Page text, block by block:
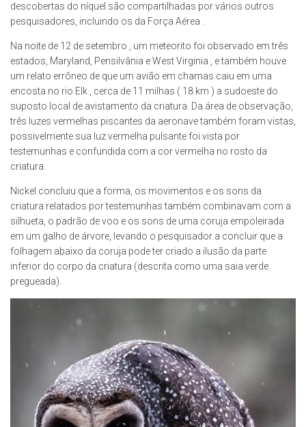
descobertas do níquel são compartilhadas por vários outros
pesquisadores, incluindo os da Força Aérea .
Na noite de 12 de setembro , um meteorito foi observado em três
estados, Maryland, Pensilvânia e West Virginia , e também houve
um relato errôneo de que um avião em chamas caiu em uma
encosta no rio Elk , cerca de 11 milhas ( 18 km ) a sudoeste do
suposto local de avistamento da criatura. Da área de observação,
três luzes vermelhas piscantes da aeronave também foram vistas,
possivelmente sua luz vermelha pulsante foi vista por
testemunhas e confundida com a cor vermelha no rosto da
criatura.
Nickel concluiu que a forma, os movimentos e os sons da
criatura relatados por testemunhas também combinavam com a
silhueta, o padrão de voo e os sons de uma coruja empoleirada
em um galho de árvore, levando o pesquisador a concluir que a
folhagem abaixo da coruja pode ter criado a ilusão da parte
inferior do corpo da criatura (descrita como uma saia verde
pregueada).